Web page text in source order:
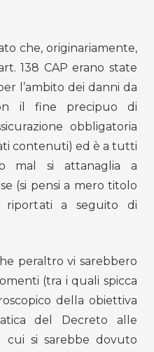
che, originariamente,
138 CAP erano state
l’ambito dei danni da
il fine precipuo di
obbligatoria
contenuti) ed è a tutti
mal si attanaglia a
(si pensi a mero titolo
riportati a seguito di
peraltro vi sarebbero
(tra i quali spicca
della obiettiva
del Decreto alle
cui si sarebbe dovuto